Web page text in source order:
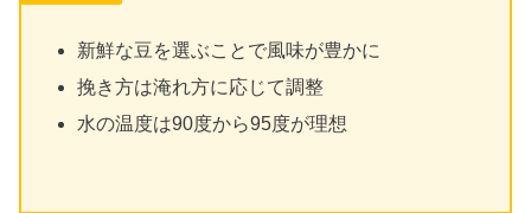
新鮮な豆を選ぶことで風味が豊かに
挽き方は淹れ方に応じて調整
水の温度は90度から95度が理想